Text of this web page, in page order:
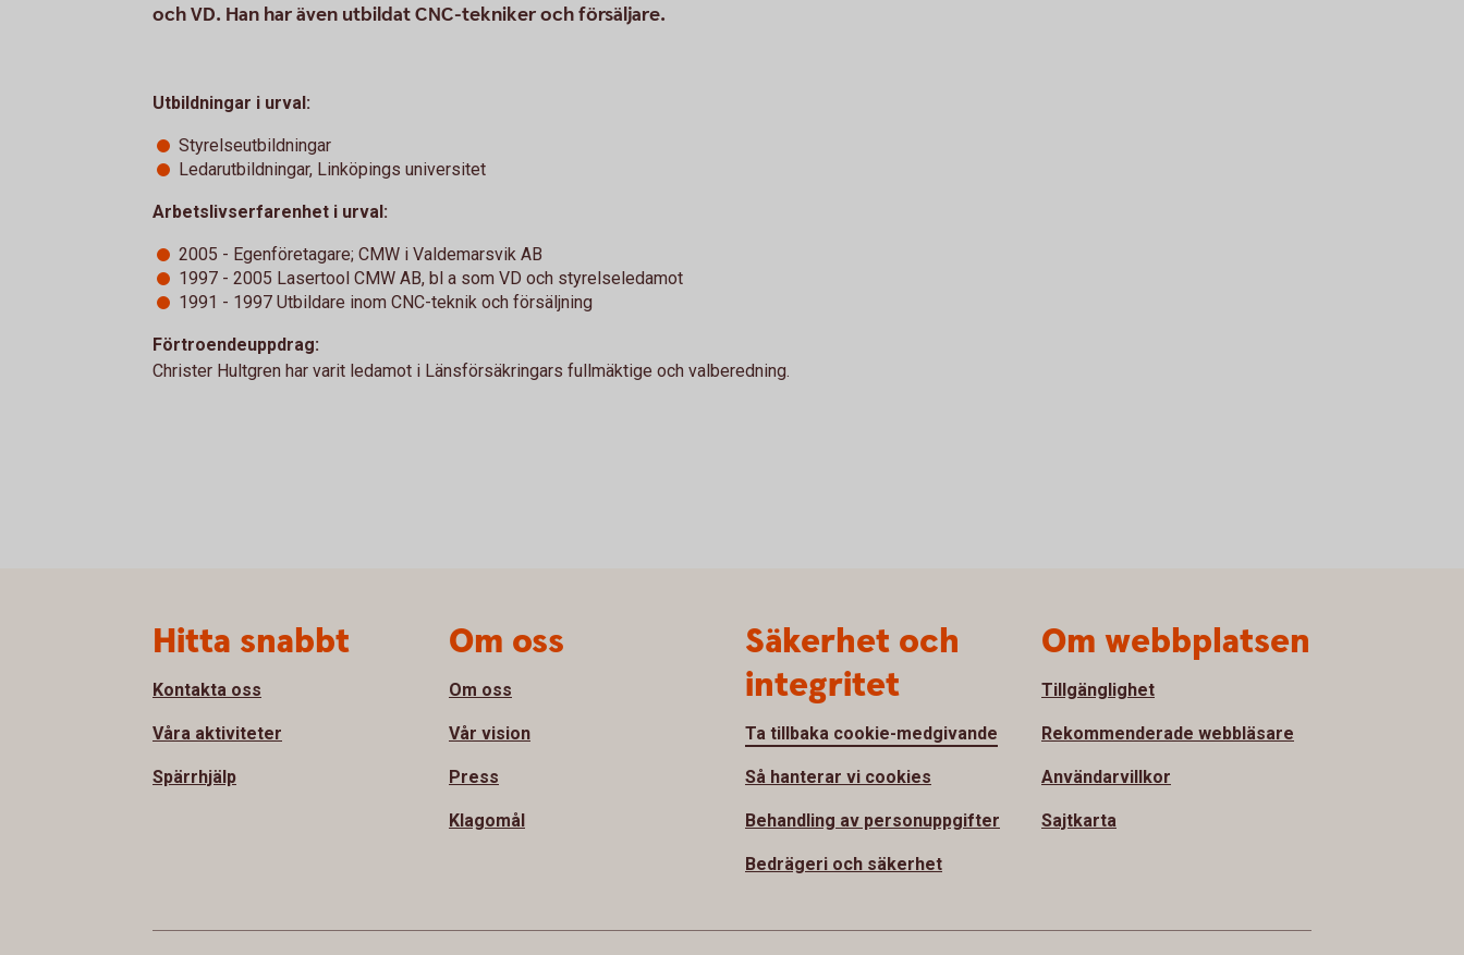
och VD. Han har även utbildat CNC-tekniker och försäljare.
Utbildningar i urval:
Styrelseutbildningar
Ledarutbildningar, Linköpings universitet
Arbetslivserfarenhet i urval:
2005 - Egenföretagare; CMW i Valdemarsvik AB
1997 - 2005 Lasertool CMW AB, bl a som VD och styrelseledamot
1991 - 1997 Utbildare inom CNC-teknik och försäljning
Förtroendeuppdrag:
Christer Hultgren har varit ledamot i Länsförsäkringars fullmäktige och valberedning.
Hitta snabbt
Kontakta oss
Våra aktiviteter
Spärrhjälp
Om oss
Om oss
Vår vision
Press
Klagomål
Säkerhet och
integritet
Ta tillbaka cookie-medgivande
Så hanterar vi cookies
Behandling av personuppgifter
Bedrägeri och säkerhet
Om webbplatsen
Tillgänglighet
Rekommenderade webbläsare
Användarvillkor
Sajtkarta